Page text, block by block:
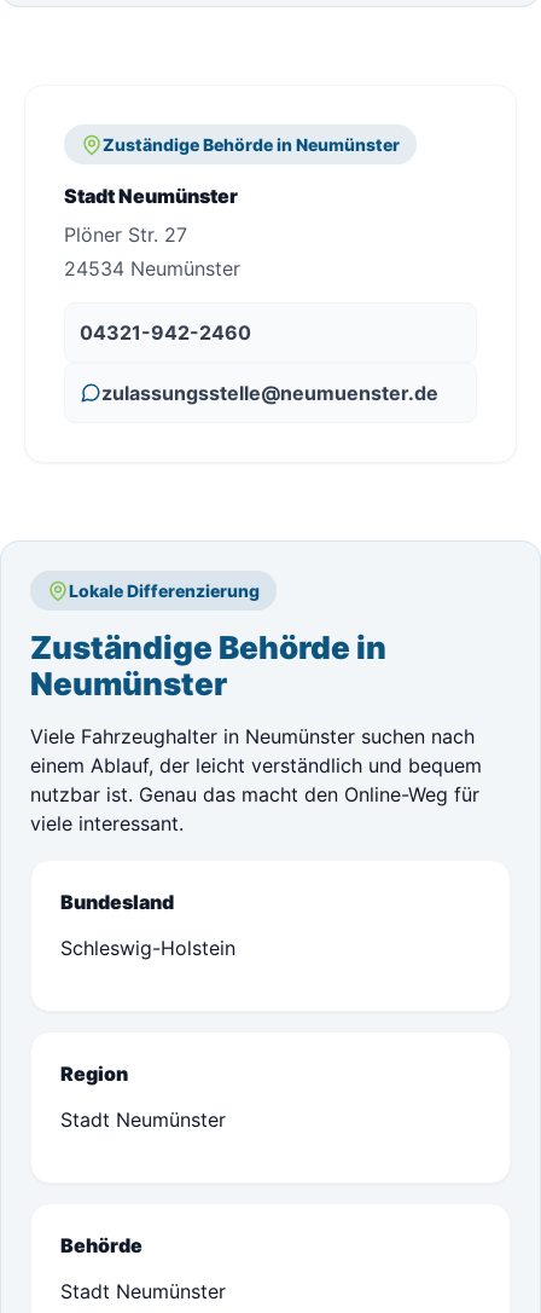
Zuständige Behörde in Neumünster
Stadt Neumünster
Plöner Str. 27
24534 Neumünster
04321-942-2460
zulassungsstelle@neumuenster.de
Lokale Differenzierung
Zuständige Behörde in
Neumünster
Viele Fahrzeughalter in Neumünster suchen nach
einem Ablauf, der leicht verständlich und bequem
nutzbar ist. Genau das macht den Online-Weg für
viele interessant.
Bundesland
Schleswig-Holstein
Region
Stadt Neumünster
Behörde
Stadt Neumünster